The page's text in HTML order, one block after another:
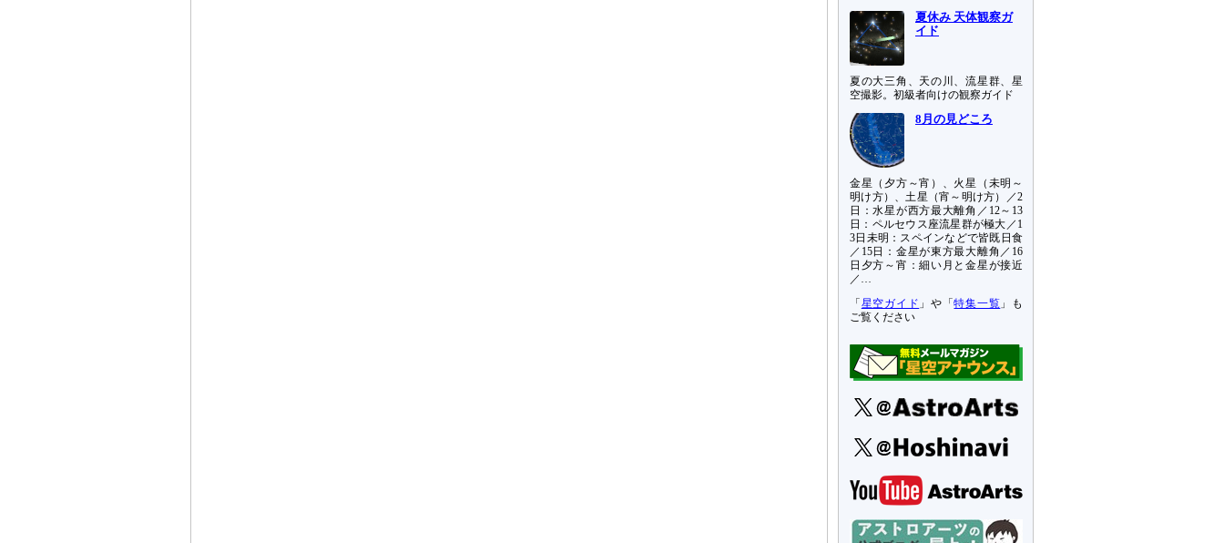
夏休み 天体観察ガ
イド
夏の大三角、天の川、流星群、星
空撮影。初級者向けの観察ガイド
8月の見どころ
金星（夕方～宵）、火星（未明～
明け方）、土星（宵～明け方）／2
日：水星が西方最大離角／12～13
日：ペルセウス座流星群が極大／1
3日未明：スペインなどで皆既日食
／15日：金星が東方最大離角／16
日夕方～宵：細い月と金星が接近
／…
「 星空ガイド 」や「特集一覧 」も
ご覧ください